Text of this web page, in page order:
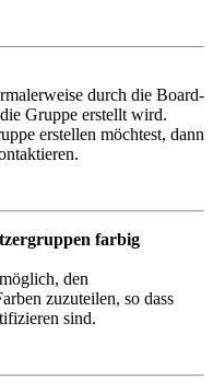
durch die Board-
Gruppe erstellt wird.
erstellen möchtest, dann
farbig
den
zuzuteilen, so dass
sind.